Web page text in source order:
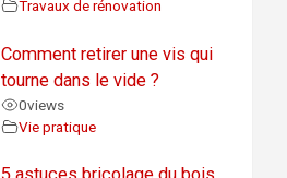
Travaux de rénovation
Comment retirer une vis qui
tourne dans le vide ?
0views
Vie pratique